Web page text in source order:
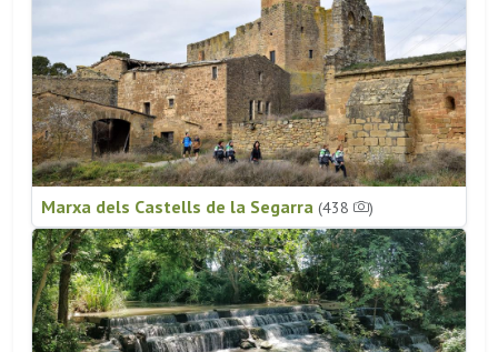
Marxa dels Castells de la Segarra (438 )